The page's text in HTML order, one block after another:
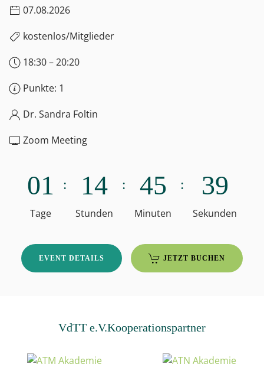
07.08.2026
kostenlos/Mitglieder
18:30 – 20:20
Punkte: 1
Dr. Sandra Foltin
Zoom Meeting
01
Tage
: 14
Stunden
: 45
Minuten
: 38
Sekunden
EVENT DETAILS JETZT BUCHEN
VdTT e.V.Kooperationspartner